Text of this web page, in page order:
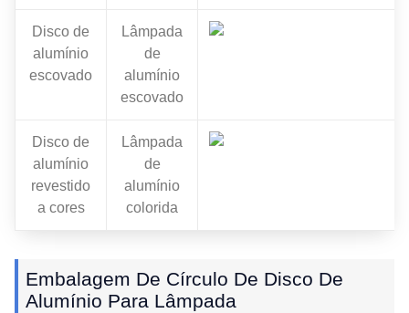
Disco de
alumínio
escovado
Lâmpada
de
alumínio
escovado
Disco de
alumínio
revestido
a cores
Lâmpada
de
alumínio
colorida
Embalagem De Círculo De Disco De
Alumínio Para Lâmpada